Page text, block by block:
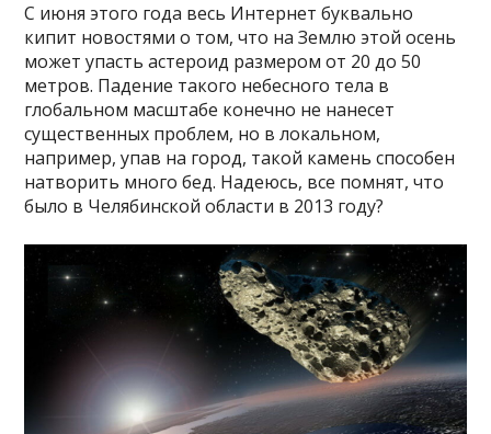
С июня этого года весь Интернет буквально
кипит новостями о том, что на Землю этой осень
может упасть астероид размером от 20 до 50
метров. Падение такого небесного тела в
глобальном масштабе конечно не нанесет
существенных проблем, но в локальном,
например, упав на город, такой камень способен
натворить много бед. Надеюсь, все помнят, что
было в Челябинской области в 2013 году?